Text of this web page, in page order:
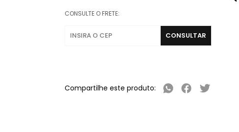
CONSULTE O FRETE:
Compartilhe este produto: